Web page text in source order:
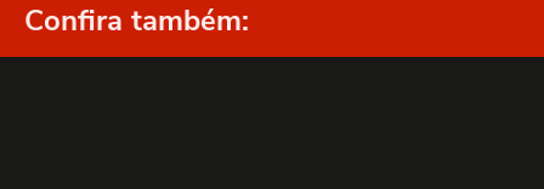
Confira também: